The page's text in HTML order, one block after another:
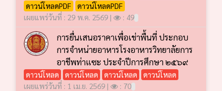
ดาวน์โหลดPDF
ดาวน์โหลดPDF
เผยแพร่วันที่ : 29 พ.ค. 2569 |
: 49
การยื่นเสนอราคาเพื่อเช่าพื้นที่ ประกอบ
การจำหน่ายอาหารโรงอาหารวิทยาลัยการ
อาชีพท่าแซะ ประจำปีการศึกษา ๒๕๖๙
ดาวน์โหลด ดาวน์โหลด ดาวน์โหลด
ดาวน์โหลด
เผยแพร่วันที่ : 1 เม.ย. 2569 |
: 70